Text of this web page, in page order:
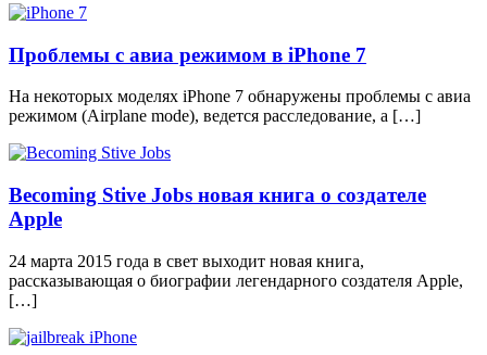
Проблемы с авиа режимом в iPhone 7
На некоторых моделях iPhone 7 обнаружены проблемы с авиа
режимом (Airplane mode), ведется расследование, а […]
Becoming Stive Jobs новая книга о создателе
Apple
24 марта 2015 года в свет выходит новая книга,
рассказывающая о биографии легендарного создателя Apple,
[…]